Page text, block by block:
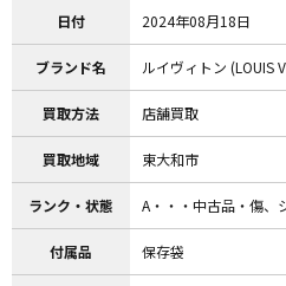
日付 2024年08月18日
ブランド名 ルイヴィトン (LOUIS
買取方法 店舗買取
買取地域 東大和市
ランク・状態 A・・・中古品・傷、
付属品 保存袋